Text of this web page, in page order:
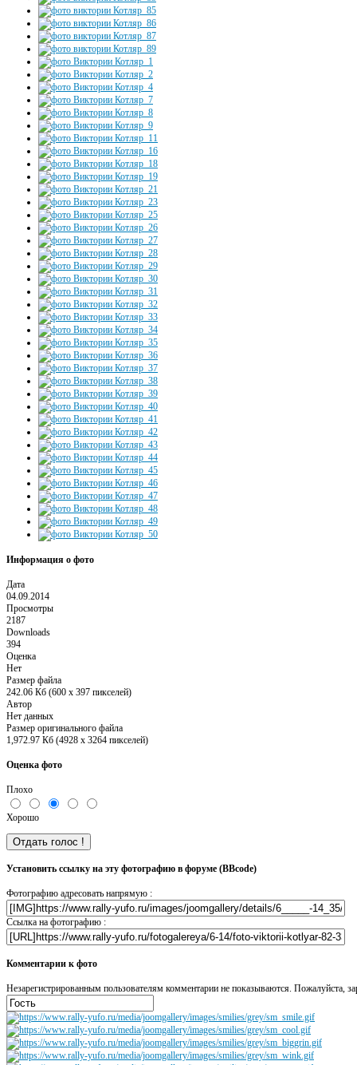
Информация о фото
Дата
04.09.2014
Просмотры
2187
Downloads
394
Оценка
Нет
Размер файла
242.06 Кб (600 x 397 пикселей)
Автор
Нет данных
Размер оригинального файла
1,972.97 Кб (4928 x 3264 пикселей)
Оценка фото
Плохо
Хорошо
Установить ссылку на эту фотографию в форуме (BBcode)
Фотографию адресовать напрямую :
Ссылка на фотографию :
Комментарии к фото
Незарегистрированным пользователям комментарии не показываются. Пожалуйста,